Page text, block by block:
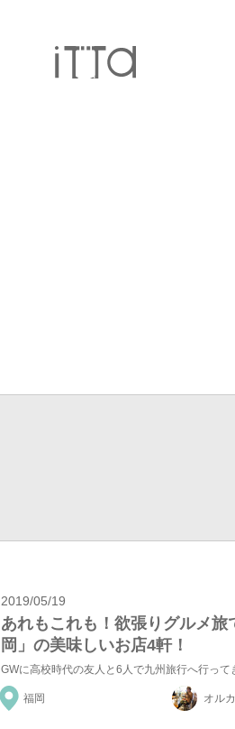
2019/05/19
あれもこれも！欲張りグルメ旅
岡」の美味しいお店4軒！
福岡 オルカ